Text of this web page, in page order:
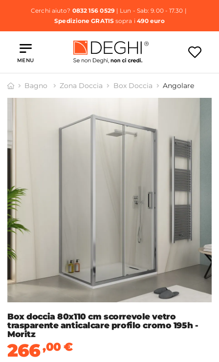
Cerchi aiuto? 0832 156 0529| Lun - Sab: 9.00 - 17.30 |
Spedizione GRATISsopra i 490 euro
MENU
Bagno Zona Doccia Box Doccia Angolare
Box doccia 80x110 cm scorrevole vetro
trasparente anticalcare profilo cromo 195h -
Moritz
266,00€